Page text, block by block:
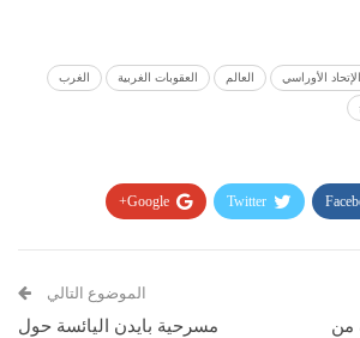
الإتحاد الأوراسي العالم العقوبات الغربية الغرب
Twitter
Google+
من
الموضوع التالي
مسرحية بايدن اليائسة حول